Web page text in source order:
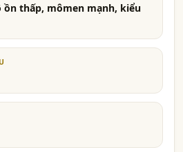
ồn thấp, mômen mạnh, kiểu